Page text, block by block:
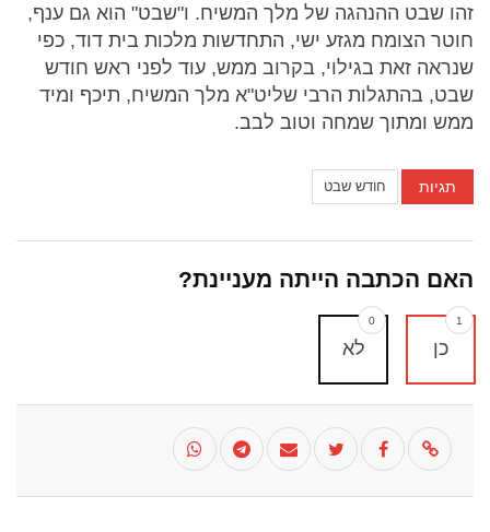
זהו שבט ההנהגה של מלך המשיח. ו"שבט" הוא גם ענף,
חוטר הצומח מגזע ישי, התחדשות מלכות בית דוד, כפי
שנראה זאת בגילוי, בקרוב ממש, עוד לפני ראש חודש
שבט, בהתגלות הרבי שליט"א מלך המשיח, תיכף ומיד
ממש ומתוך שמחה וטוב לבב.
תגיות חודש שבט
האם הכתבה הייתה מעניינת?
כן
1
לא
0